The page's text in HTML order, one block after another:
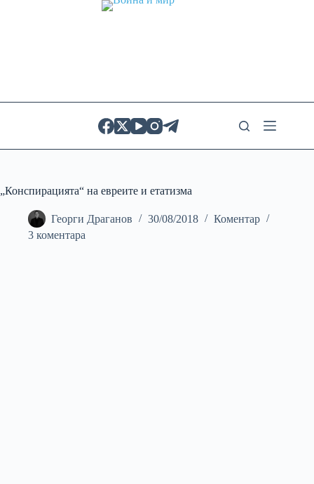
„Конспирацията“ на евреите и етатизма
Георги Драганов 30/08/2018
Коментар
3 коментара